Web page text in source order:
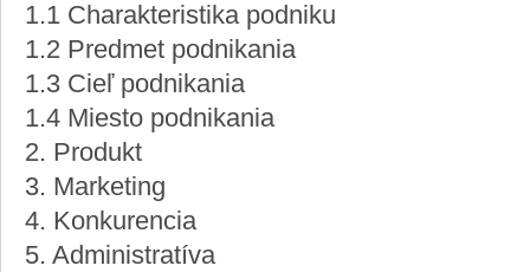
1.1 Charakteristika podniku
1.2 Predmet podnikania
1.3 Cieľ podnikania
1.4 Miesto podnikania
2. Produkt
3. Marketing
4. Konkurencia
5. Administratíva